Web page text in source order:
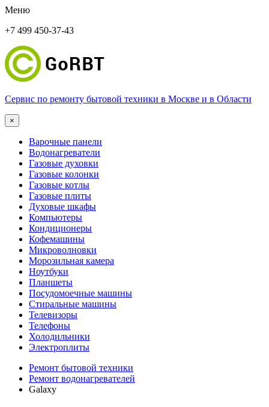
Меню
+7 499 450-37-43
Сервис по ремонту бытовой техники в Москве и в Области
×
Варочные панели
Водонагреватели
Газовые духовки
Газовые колонки
Газовые котлы
Газовые плиты
Духовые шкафы
Компьютеры
Кондиционеры
Кофемашины
Микроволновки
Морозильная камера
Ноутбуки
Планшеты
Посудомоечные машины
Стиральные машины
Телевизоры
Телефоны
Холодильники
Электроплиты
Ремонт бытовой техники
Ремонт водонагревателей
Galaxy